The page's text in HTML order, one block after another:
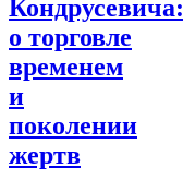
Кондрусевича:
о торговле
временем
и
поколении
жертв